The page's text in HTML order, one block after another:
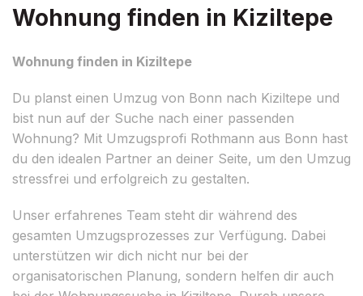
Wohnung finden in Kiziltepe
Wohnung finden in Kiziltepe
Du planst einen Umzug von Bonn nach Kiziltepe und
bist nun auf der Suche nach einer passenden
Wohnung? Mit Umzugsprofi Rothmann aus Bonn hast
du den idealen Partner an deiner Seite, um den Umzug
stressfrei und erfolgreich zu gestalten.
Unser erfahrenes Team steht dir während des
gesamten Umzugsprozesses zur Verfügung. Dabei
unterstützen wir dich nicht nur bei der
organisatorischen Planung, sondern helfen dir auch